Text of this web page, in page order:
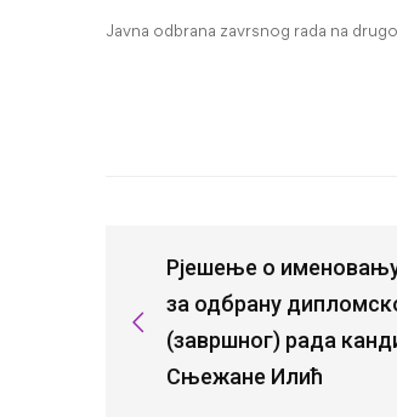
Javna odbrana zavrsnog rada na
Рјешење о
за одбрану
(завршног) рада
Сњежане Илић